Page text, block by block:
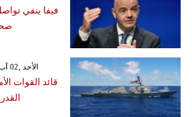
فيفا ينفي
GMT 11:37 2026 الأحد ,02 آب / أغسطس
قائد القوات